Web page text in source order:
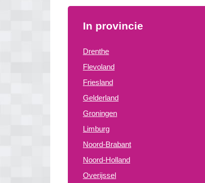
In provincie
Drenthe
Flevoland
Friesland
Gelderland
Groningen
Limburg
Noord-Brabant
Noord-Holland
Overijssel